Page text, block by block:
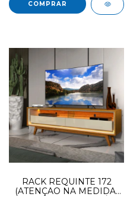
RACK REQUINTE 172
(ATENÇAO NA MEDIDA)